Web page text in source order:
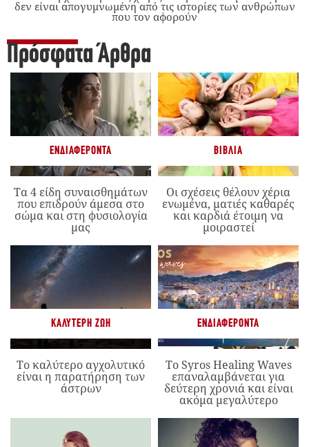
δεν είναι απογυμνωμένη από τις ιστορίες των ανθρώπων
που τον αφορούν
Πρόσφατα Άρθρα
ΕΝΔΙΑΦΈΡΟΝΤΑ
Τα 4 είδη συναισθημάτων
που επιδρούν άμεσα στο
σώμα και στη φυσιολογία
μας
ΒΙΒΛΊΑ
Οι σχέσεις θέλουν χέρια
ενωμένα, ματιές καθαρές
και καρδιά έτοιμη να
μοιραστεί
ΚΑΛΎΤΕΡΗ ΖΩΉ
Το καλύτερο αγχολυτικό
είναι η παρατήρηση των
άστρων
ΕΝΔΙΑΦΈΡΟΝΤΑ
Το Syros Healing Waves
επαναλαμβάνεται για
δεύτερη χρονιά και είναι
ακόμα μεγαλύτερο